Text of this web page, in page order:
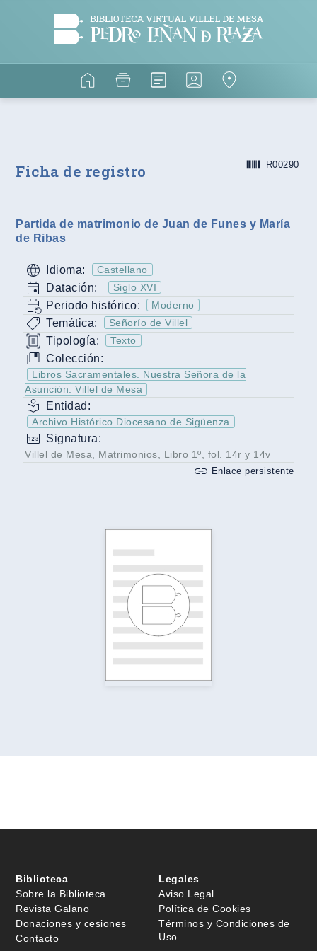
Ficha de registro R00290
Partida de matrimonio de Juan de Funes y María
de Ribas
Idioma: Castellano
Datación: Siglo XVI
Periodo histórico: Moderno
Temática: Señorío de Villel
Tipología: Texto
Colección:
Libros Sacramentales. Nuestra Señora de la
Asunción. Villel de Mesa
Entidad:
Archivo Histórico Diocesano de Sigüenza
Signatura:
Villel de Mesa, Matrimonios, Libro 1º, fol. 14r y 14v
Enlace persistente
Biblioteca
Sobre la Biblioteca
Revista Galano
Donaciones y cesiones
Contacto
Legales
Aviso Legal
Política de Cookies
Términos y Condiciones de
Uso